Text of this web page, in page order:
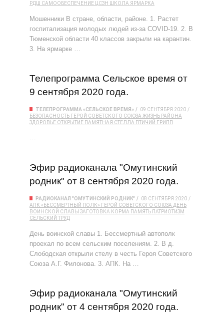
РДШ
САМООБЕСПЕЧЕНИЕ ЦСЗН ШКОЛА ЯРМАРКА
Мошенники В стране, области, районе. 1. Растет
госпитализация молодых людей из-за COVID-19. 2. В
Тюменской области 40 классов закрыли на карантин.
3. На ярмарке …
Телепрограмма Сельское время от
9 сентября 2020 года.
ТЕЛЕПРОГРАММА «СЕЛЬСКОЕ ВРЕМЯ»
09 СЕНТЯБРЯ 2020
БЕЗОПАСНОСТЬ ГЕРОЙ СОВЕТСКОГО СОЮЗА ЖИЗНЬ РАЙОНА
ЗДОРОВЬЕ ОТКРЫТИЕ ПАМЯТНАЯ СТЕЛЛА ПТИЧИЙ ГРИПП
…
Эфир радиоканала "Омутинский
родник" от 8 сентября 2020 года.
РАДИОКАНАЛ "ОМУТИНСКИЙ РОДНИК"
08 СЕНТЯБРЯ 2020
АПК «БЕССМЕРТНЫЙ ПОЛК» ГЕРОЙ СОВЕТСКОГО СОЮЗА ДЕНЬ
ВОИНСКОЙ СЛАВЫ ЗАГОТОВКА КОРМА ПАМЯТЬ ПАТРИОТИЗМ
СЕЛЬСКИЙ ТРУД
День воинской славы 1. Бессмертный автополк
проехал по всем сельским поселениям. 2. В д.
Слободская открыли стелу в честь Героя Советского
Союза А.Г. Филонова. 3. АПК. На …
Эфир радиоканала "Омутинский
родник" от 4 сентября 2020 года.